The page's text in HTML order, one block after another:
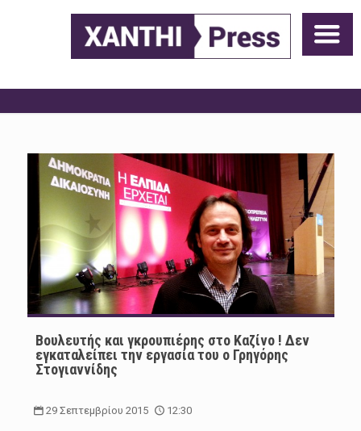
Βουλευτής και γκρουπιέρης στο Καζίνο ! Δεν
εγκαταλείπει την εργασία του ο Γρηγόρης
Στογιαννίδης
29 Σεπτεμβρίου 2015 12:30